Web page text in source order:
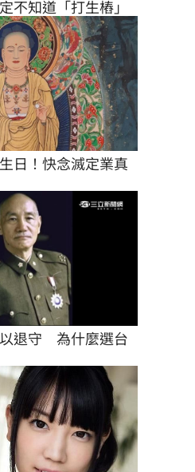
不知道「打生樁」
日！快念滅定業真
退守　為什麼選台